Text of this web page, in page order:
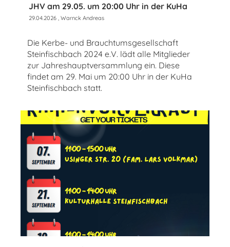
JHV am 29.05. um 20:00 Uhr in der KuHa
29.04.2026 , Warnck Andreas
Die Kerbe- und Brauchtumsgesellschaft
Steinfischbach 2024 e.V. lädt alle Mitglieder
zur Jahreshauptversammlung ein. Diese
findet am 29. Mai um 20:00 Uhr in der KuHa
Steinfischbach statt.